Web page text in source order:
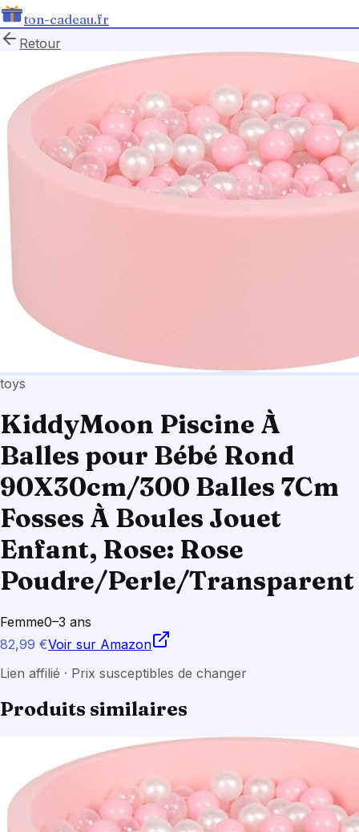
ton-cadeau.fr
Retour
toys
KiddyMoon Piscine À
Balles pour Bébé Rond
90X30cm/300 Balles 7Cm
Fosses À Boules Jouet
Enfant, Rose: Rose
Poudre/Perle/Transparent
Femme0–3 ans
82,99 €Voir sur Amazon
Lien affilié · Prix susceptibles de changer
Produits similaires